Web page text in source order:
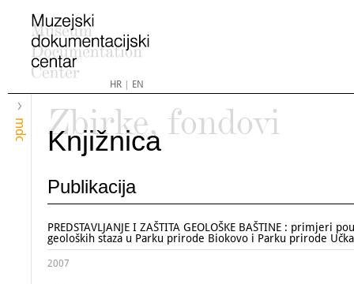
HR| EN
mdc
Zbirke, fondovi
Knjižnica
Publikacija
PREDSTAVLJANJE I ZAŠTITA GEOLOŠKE BAŠTINE : primjeri
geoloških staza u Parku prirode Biokovo i Parku prirode Učka
2007